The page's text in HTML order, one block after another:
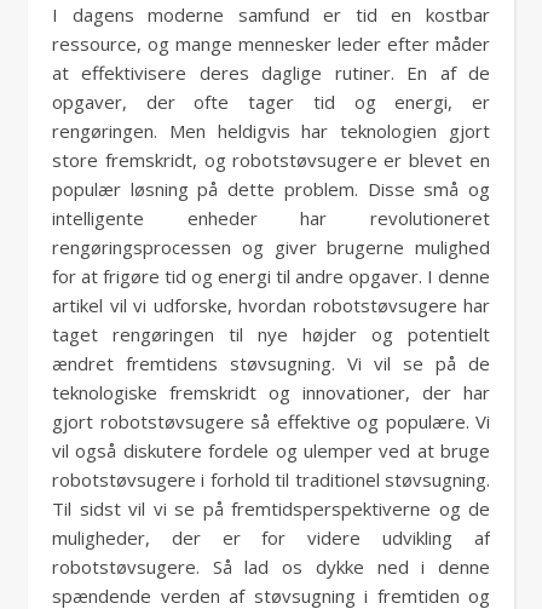
I dagens moderne samfund er tid en kostbar
ressource, og mange mennesker leder efter måder
at effektivisere deres daglige rutiner. En af de
opgaver, der ofte tager tid og energi, er
rengøringen. Men heldigvis har teknologien gjort
store fremskridt, og robotstøvsugere er blevet en
populær løsning på dette problem. Disse små og
intelligente enheder har revolutioneret
rengøringsprocessen og giver brugerne mulighed
for at frigøre tid og energi til andre opgaver. I denne
artikel vil vi udforske, hvordan robotstøvsugere har
taget rengøringen til nye højder og potentielt
ændret fremtidens støvsugning. Vi vil se på de
teknologiske fremskridt og innovationer, der har
gjort robotstøvsugere så effektive og populære. Vi
vil også diskutere fordele og ulemper ved at bruge
robotstøvsugere i forhold til traditionel støvsugning.
Til sidst vil vi se på fremtidsperspektiverne og de
muligheder, der er for videre udvikling af
robotstøvsugere. Så lad os dykke ned i denne
spændende verden af støvsugning i fremtiden og